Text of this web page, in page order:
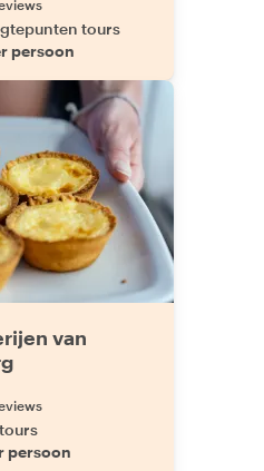
tours
persoon
van
persoon